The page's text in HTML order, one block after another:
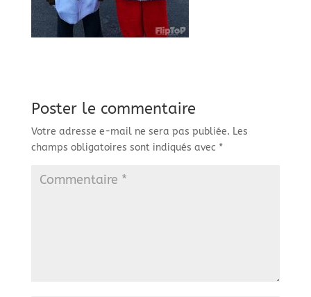
Poster le commentaire
Votre adresse e-mail ne sera pas publiée. Les
champs obligatoires sont indiqués avec *